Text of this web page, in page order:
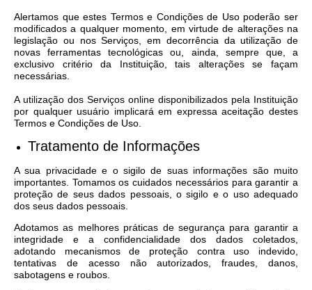
Alertamos que estes Termos e Condições de Uso poderão ser
modificados a qualquer momento, em virtude de alterações na
legislação ou nos Serviços, em decorrência da utilização de
novas ferramentas tecnológicas ou, ainda, sempre que, a
exclusivo critério da Instituição, tais alterações se façam
necessárias.
A utilização dos Serviços online disponibilizados pela Instituição
por qualquer usuário implicará em expressa aceitação destes
Termos e Condições de Uso.
Tratamento de Informações
A sua privacidade e o sigilo de suas informações são muito
importantes. Tomamos os cuidados necessários para garantir a
proteção de seus dados pessoais, o sigilo e o uso adequado
dos seus dados pessoais.
Adotamos as melhores práticas de segurança para garantir a
integridade e a confidencialidade dos dados coletados,
adotando mecanismos de proteção contra uso indevido,
tentativas de acesso não autorizados, fraudes, danos,
sabotagens e roubos.